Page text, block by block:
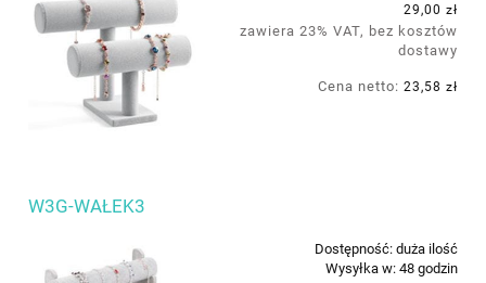
29,00 zł
zawiera 23% VAT, bez kosztów
dostawy
Cena netto: 23,58 zł
W3G-WAŁEK3
Dostępność: duża ilość
Wysyłka w: 48 godzin